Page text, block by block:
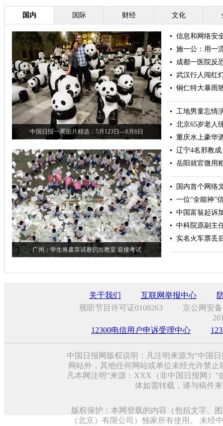
国内 国际 财经 文化
中国日报一周图片精选：5月123日—6月6日
广州：学生将废弃试卷扔出教室 迎接考试
信息和网络安
施一公：用一
成都一医院反
武汉行人闯红
铜仁特大暴雨
工地男童忘情
北京65岁老人
重庆水上豪华
辽宁4名邪教
岳阳就官微用
国内首个网络
一位“全能神”
中国富翁起诉
中科院原副主
实名火车票丢
关于我们 互联网举报中心
视听节目许可证0108263
京公网安备
12300电信用户申诉受理中心
中国日报网版权说明：凡注明来源为“中国
网站外，其他任何网站或单位未经允许禁
凡本网注明“来源：XXX（非中国日报网）
体如需转载，请与稿件
版权保护：本网登载的内容（包括文字、
（北京）有限公司）独家所有使用。 未经